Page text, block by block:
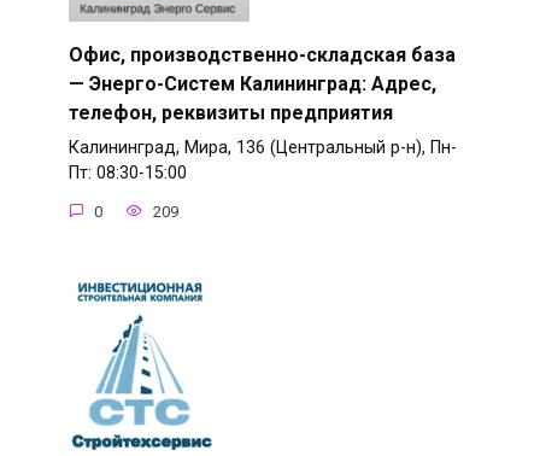
Офис, производственно-складская база
— Энерго-Систем Калининград: Адрес,
телефон, реквизиты предприятия
Калининград, Мира, 136 (Центральный р-н), Пн-
Пт: 08:30-15:00
0 209